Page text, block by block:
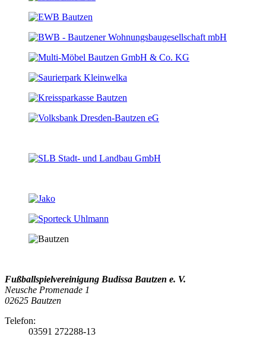
Fußballspielvereinigung Budissa Bautzen e. V.
Neusche Promenade 1
02625 Bautzen
Telefon:
03591 272288-13